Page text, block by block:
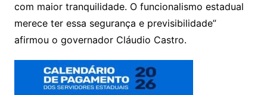
com maior tranquilidade. O funcionalismo estadual
merece ter essa segurança e previsibilidade”
afirmou o governador Cláudio Castro.